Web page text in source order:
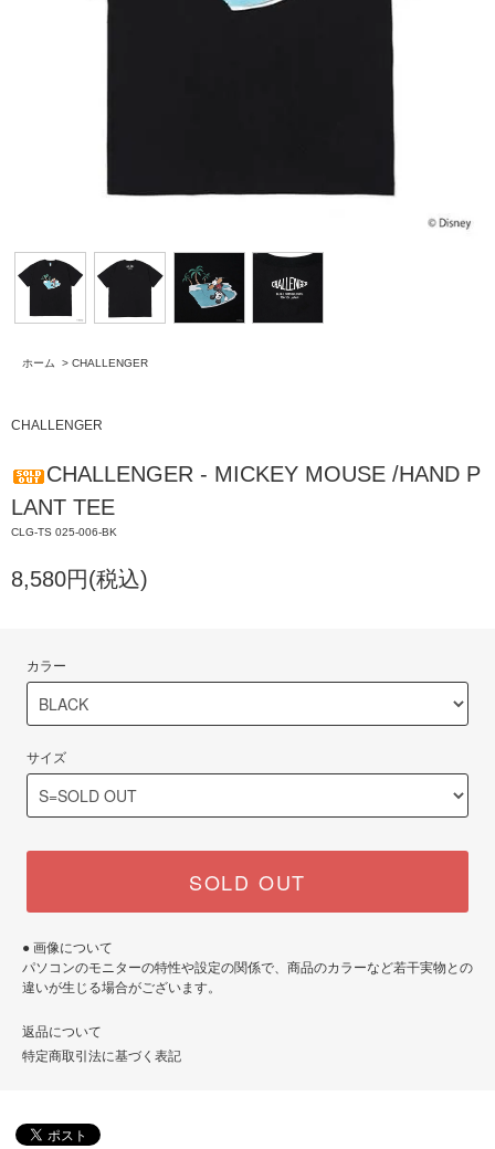
ホーム > CHALLENGER
CHALLENGER
CHALLENGER - MICKEY MOUSE /HAND P
LANT TEE
CLG-TS 025-006-BK
8,580円(税込)
カラー
サイズ
SOLD OUT
● 画像について
パソコンのモニターの特性や設定の関係で、商品のカラーなど若干実物との
違いが生じる場合がございます。
返品について
特定商取引法に基づく表記